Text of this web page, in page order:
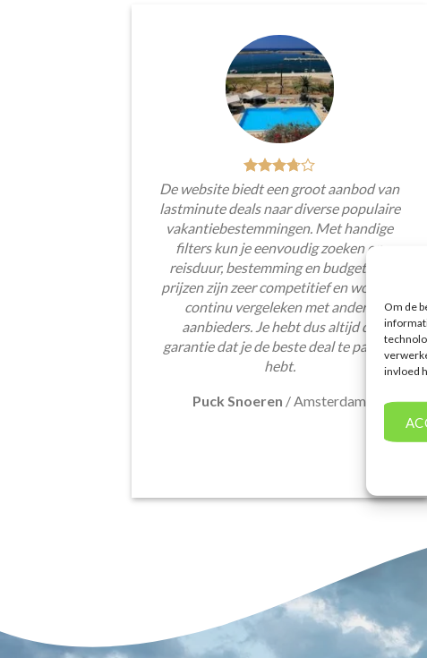
Om de
invloed
De website biedt een groot aanbod van
lastminute deals naar diverse populaire
vakantiebestemmingen. Met handige
filters kun je eenvoudig zoeken op
reisduur, bestemming en budget. De
prijzen zijn zeer competitief en worden
continu vergeleken met andere
aanbieders. Je hebt dus altijd de
garantie dat je de beste deal te pakken
hebt.
Puck Snoeren / Amsterdam